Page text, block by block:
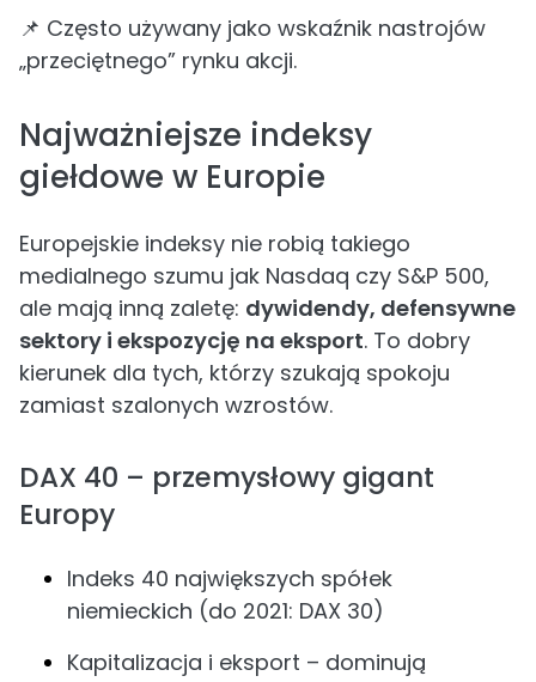
📌 Często używany jako wskaźnik nastrojów
„przeciętnego” rynku akcji.
Najważniejsze indeksy
giełdowe w Europie
Europejskie indeksy nie robią takiego
medialnego szumu jak Nasdaq czy S&P 500,
ale mają inną zaletę: dywidendy, defensywne
sektory i ekspozycję na eksport. To dobry
kierunek dla tych, którzy szukają spokoju
zamiast szalonych wzrostów.
DAX 40 – przemysłowy gigant
Europy
Indeks 40 największych spółek
niemieckich (do 2021: DAX 30)
Kapitalizacja i eksport – dominują